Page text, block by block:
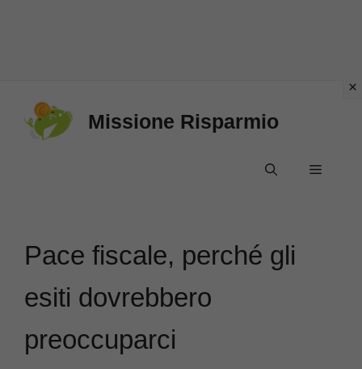
Missione Risparmio
Menu
Pace fiscale, perché gli
esiti dovrebbero
preoccuparci